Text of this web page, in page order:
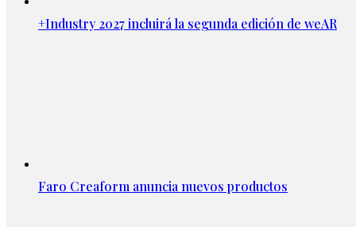
+Industry 2027 incluirá la segunda edición de weAR
Faro Creaform anuncia nuevos productos